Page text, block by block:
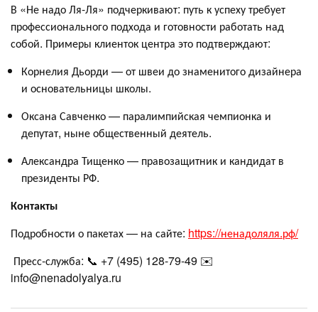
В «Не надо Ля-Ля» подчеркивают: путь к успеху требует
профессионального подхода и готовности работать над
собой. Примеры клиенток центра это подтверждают:
Корнелия Дьорди — от швеи до знаменитого дизайнера
и основательницы школы.
Оксана Савченко — паралимпийская чемпионка и
депутат, ныне общественный деятель.
Александра Тищенко — правозащитник и кандидат в
президенты РФ.
Контакты
Подробности о пакетах — на сайте: https://ненадоляля.рф/
Пресс-служба: 📞 +7 (495) 128-79-49 ✉️
info@nenadolyalya.ru